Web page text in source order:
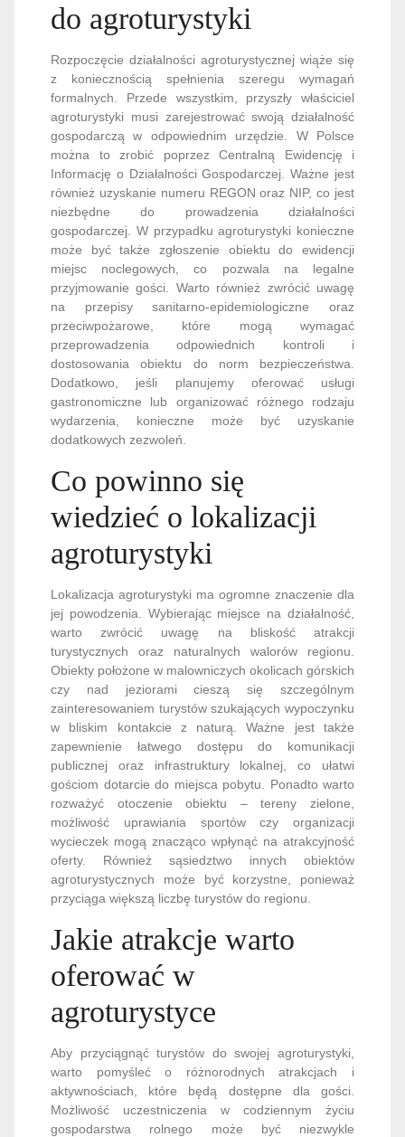
do agroturystyki
Rozpoczęcie działalności agroturystycznej wiąże się
z koniecznością spełnienia szeregu wymagań
formalnych. Przede wszystkim, przyszły właściciel
agroturystyki musi zarejestrować swoją działalność
gospodarczą w odpowiednim urzędzie. W Polsce
można to zrobić poprzez Centralną Ewidencję i
Informację o Działalności Gospodarczej. Ważne jest
również uzyskanie numeru REGON oraz NIP, co jest
niezbędne do prowadzenia działalności
gospodarczej. W przypadku agroturystyki konieczne
może być także zgłoszenie obiektu do ewidencji
miejsc noclegowych, co pozwala na legalne
przyjmowanie gości. Warto również zwrócić uwagę
na przepisy sanitarno-epidemiologiczne oraz
przeciwpożarowe, które mogą wymagać
przeprowadzenia odpowiednich kontroli i
dostosowania obiektu do norm bezpieczeństwa.
Dodatkowo, jeśli planujemy oferować usługi
gastronomiczne lub organizować różnego rodzaju
wydarzenia, konieczne może być uzyskanie
dodatkowych zezwoleń.
Co powinno się
wiedzieć o lokalizacji
agroturystyki
Lokalizacja agroturystyki ma ogromne znaczenie dla
jej powodzenia. Wybierając miejsce na działalność,
warto zwrócić uwagę na bliskość atrakcji
turystycznych oraz naturalnych walorów regionu.
Obiekty położone w malowniczych okolicach górskich
czy nad jeziorami cieszą się szczególnym
zainteresowaniem turystów szukających wypoczynku
w bliskim kontakcie z naturą. Ważne jest także
zapewnienie łatwego dostępu do komunikacji
publicznej oraz infrastruktury lokalnej, co ułatwi
gościom dotarcie do miejsca pobytu. Ponadto warto
rozważyć otoczenie obiektu – tereny zielone,
możliwość uprawiania sportów czy organizacji
wycieczek mogą znacząco wpłynąć na atrakcyjność
oferty. Również sąsiedztwo innych obiektów
agroturystycznych może być korzystne, ponieważ
przyciąga większą liczbę turystów do regionu.
Jakie atrakcje warto
oferować w
agroturystyce
Aby przyciągnąć turystów do swojej agroturystyki,
warto pomyśleć o różnorodnych atrakcjach i
aktywnościach, które będą dostępne dla gości.
Możliwość uczestniczenia w codziennym życiu
gospodarstwa rolnego może być niezwykle